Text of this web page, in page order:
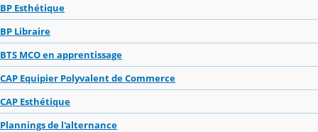
BP Esthétique
BP Libraire
BTS MCO en apprentissage
CAP Equipier Polyvalent de Commerce
CAP Esthétique
Plannings de l'alternance